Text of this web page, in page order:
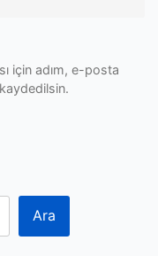
için adım, e-posta
Ara